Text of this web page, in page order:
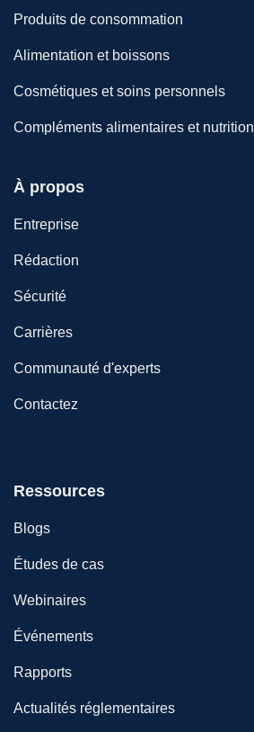
Produits de consommation
Alimentation et boissons
Cosmétiques et soins personnels
Compléments alimentaires et nutrition
À propos
Entreprise
Rédaction
Sécurité
Carrières
Communauté d'experts
Contactez
Ressources
Blogs
Études de cas
Webinaires
Événements
Rapports
Actualités réglementaires